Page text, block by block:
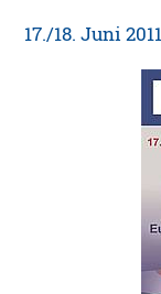
17./18. Juni 2011